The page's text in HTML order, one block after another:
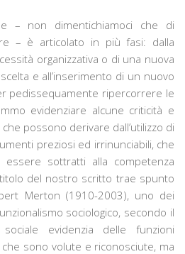
– non dimentichiamoci che di
– è articolato in più fasi: dalla
organizzativa o di una nuova
e all’inserimento di un nuovo
pedissequamente ripercorrere le
evidenziare alcune criticità e
possono derivare dall’utilizzo di
preziosi ed irrinunciabili, che
sottratti alla competenza
del nostro scritto trae spunto
Merton (1910-2003), uno dei
sociologico, secondo il
evidenzia delle funzioni
sono volute e riconosciute, ma